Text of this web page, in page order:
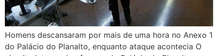
Homens descansaram por mais de uma hora no Anexo 1
do Palácio do Planalto, enquanto ataque acontecia O